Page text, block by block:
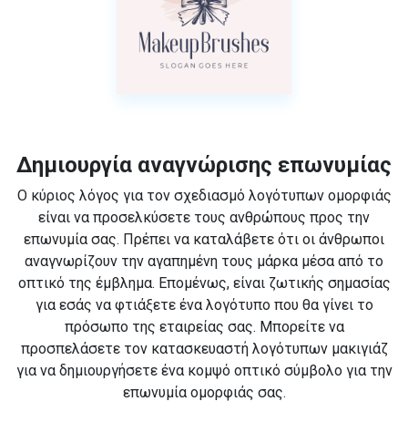
Δημιουργία αναγνώρισης επωνυμίας
Ο κύριος λόγος για τον σχεδιασμό λογότυπων ομορφιάς
είναι να προσελκύσετε τους ανθρώπους προς την
επωνυμία σας. Πρέπει να καταλάβετε ότι οι άνθρωποι
αναγνωρίζουν την αγαπημένη τους μάρκα μέσα από το
οπτικό της έμβλημα. Επομένως, είναι ζωτικής σημασίας
για εσάς να φτιάξετε ένα λογότυπο που θα γίνει το
πρόσωπο της εταιρείας σας. Μπορείτε να
προσπελάσετε τον κατασκευαστή λογότυπων μακιγιάζ
για να δημιουργήσετε ένα κομψό οπτικό σύμβολο για την
επωνυμία ομορφιάς σας.